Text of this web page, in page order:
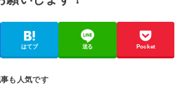
はてブ 送る Pocket